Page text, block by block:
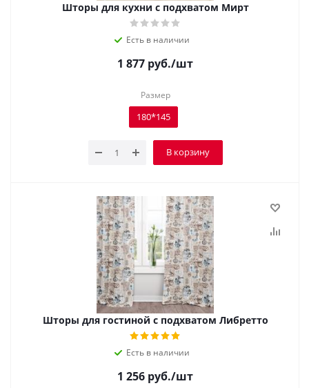
Шторы для кухни с подхватом Мирт
Есть в наличии
1 877 руб./шт
Размер
180*145
В корзину
Шторы для гостиной с подхватом Либретто
Есть в наличии
1 256 руб./шт